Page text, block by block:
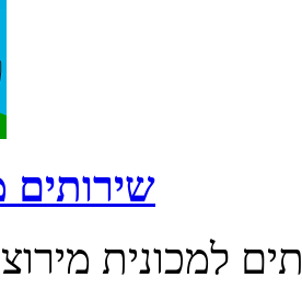
שירותים